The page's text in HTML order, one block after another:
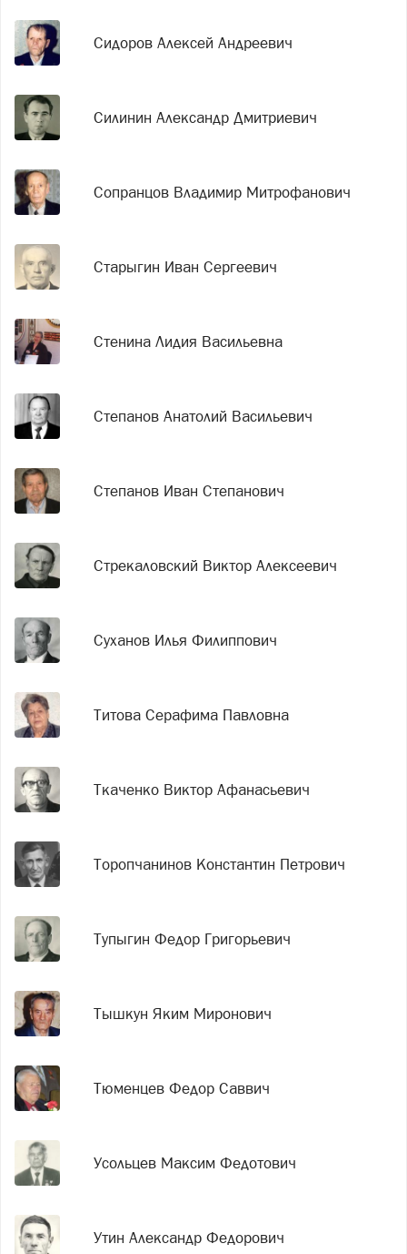
Сидоров Алексей Андреевич
Силинин Александр Дмитриевич
Сопранцов Владимир Митрофанович
Старыгин Иван Сергеевич
Стенина Лидия Васильевна
Степанов Анатолий Васильевич
Степанов Иван Степанович
Стрекаловский Виктор Алексеевич
Суханов Илья Филиппович
Титова Серафима Павловна
Ткаченко Виктор Афанасьевич
Торопчанинов Константин Петрович
Тупыгин Федор Григорьевич
Тышкун Яким Миронович
Тюменцев Федор Саввич
Усольцев Максим Федотович
Утин Александр Федорович